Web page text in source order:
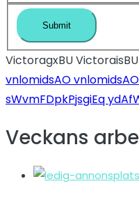
VictoragxBU VictoraisBU
vnlomidsAO vnlomidsAO
sWvmFDpkPjsgiEq
Veckans